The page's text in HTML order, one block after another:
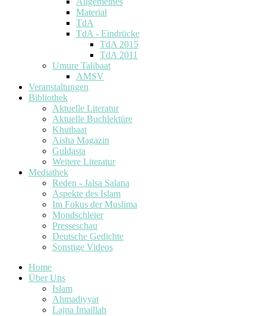
Material
TdA
TdA - Eindrücke
TdA 2015
TdA 2011
Umure Talibaat
AMSV
Veranstaltungen
Bibliothek
Aktuelle Literatur
Aktuelle Buchlektüre
Khutbaat
Aisha Magazin
Guldasta
Weitere Literatur
Mediathek
Reden - Jalsa Salana
Aspekte des Islam
Im Fokus der Muslima
Mondschleier
Presseschau
Deutsche Gedichte
Sonstige Videos
Home
Über Uns
Islam
Ahmadiyyat
Lajna Imaillah